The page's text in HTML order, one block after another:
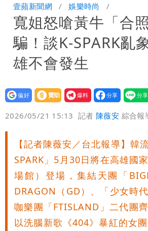
壹蘋新聞網 娛樂時尚
寬姐怒嗆黃牛「合
騙！談K-SPARK亂
雄不會發生
設為
贊助
我要
爆料
2026/05/21 15:13 記者陳薇安 綜合報
【記者陳薇安／台北報導】韓
SPARK」5月30日將在高雄國
場館）登場，集結天團「
DRAGON（GD）、「少女時
咖樂團「FTISLAND」二代團
以洗腦新歌《404》暴紅的女